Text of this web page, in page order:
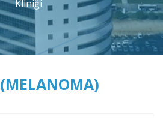
Kliniği
(MELANOMA)